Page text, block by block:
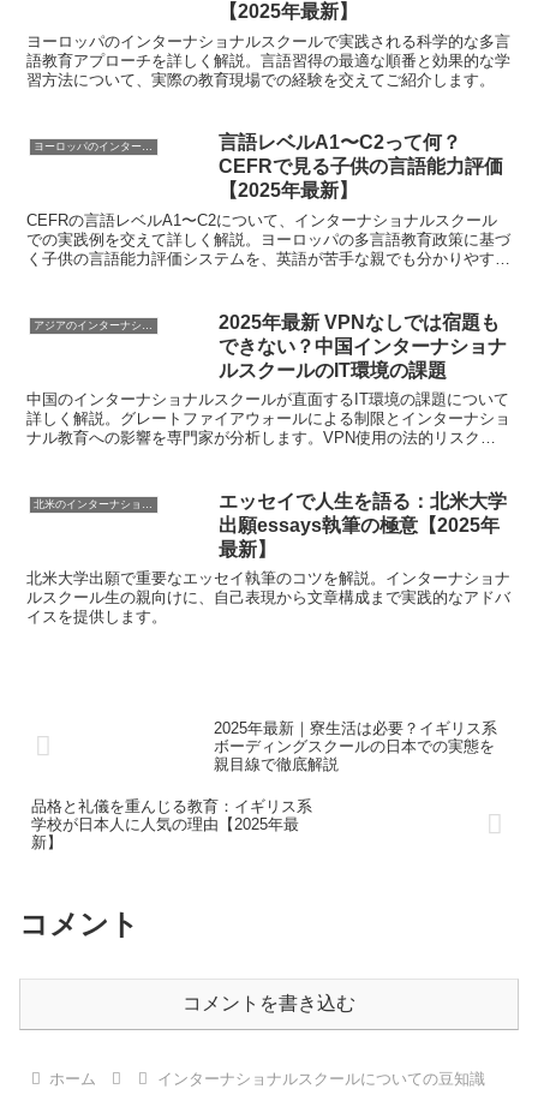
【2025年最新】
ヨーロッパのインターナショナルスクールで実践される科学的な多言
語教育アプローチを詳しく解説。言語習得の最適な順番と効果的な学
習方法について、実際の教育現場での経験を交えてご紹介します。
言語レベルA1〜C2って何？
CEFRで見る子供の言語能力評価
【2025年最新】
CEFRの言語レベルA1〜C2について、インターナショナルスクール
での実践例を交えて詳しく解説。ヨーロッパの多言語教育政策に基づ
く子供の言語能力評価システムを、英語が苦手な親でも分かりやすく
2025年最新 VPNなしでは宿題も
できない？中国インターナショナ
ルスクールのIT環境の課題
中国のインターナショナルスクールが直面するIT環境の課題について
詳しく解説。グレートファイアウォールによる制限とインターナショ
ナル教育への影響を専門家が分析します。VPN使用の法的リスクと
北米のインターナショナル教育傾向
エッセイで人生を語る：北米大学
出願essays執筆の極意【2025年
最新】
北米大学出願で重要なエッセイ執筆のコツを解説。インターナショナ
ルスクール生の親向けに、自己表現から文章構成まで実践的なアドバ
イスを提供します。
2025年最新｜寮生活は必要？イギリス系
ボーディングスクールの日本での実態を
親目線で徹底解説
品格と礼儀を重んじる教育：イギリス系
学校が日本人に人気の理由【2025年最
新】
コメント
コメントを書き込む
ホーム
インターナショナルスクールについての豆知識